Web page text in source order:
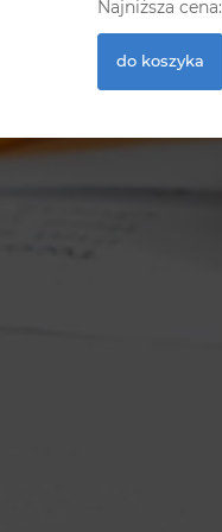
Najniższa cena:
do koszyka